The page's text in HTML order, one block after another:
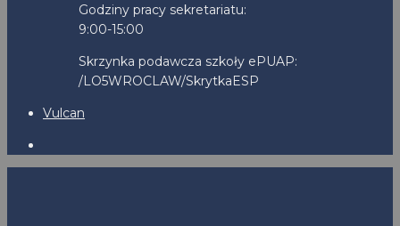
Godziny pracy sekretariatu:
9:00-15:00
Skrzynka podawcza szkoły ePUAP:
/LO5WROCLAW/SkrytkaESP
Vulcan